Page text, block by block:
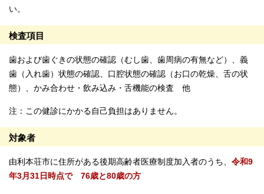
い。
検査項目
歯および歯ぐきの状態の確認（むし歯、歯周病の有無など）、義
歯（入れ歯）状態の確認、口腔状態の確認（お口の乾燥、舌の状
態）、かみ合わせ・飲み込み・舌機能の検査 他
注：この健診にかかる自己負担はありません。
対象者
由利本荘市に住所がある後期高齢者医療制度加入者のうち、 令和9
年3月31日時点で 76歳と80歳の方